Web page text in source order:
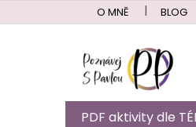
na
O MNĚ BLOG
PDF aktivity dle